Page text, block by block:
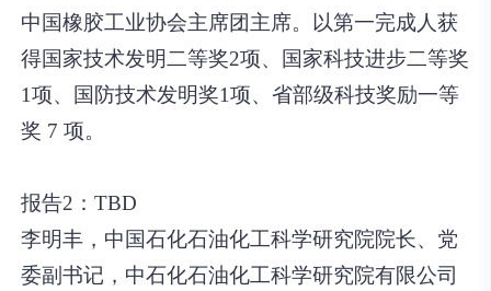
中国橡胶工业协会主席团主席。以第一完成人获
得国家技术发明二等奖2项、国家科技进步二等奖
1项、国防技术发明奖1项、省部级科技奖励一等
奖 7 项。
报告2：TBD
李明丰，中国石化石油化工科学研究院院长、党
委副书记，中石化石油化工科学研究院有限公司